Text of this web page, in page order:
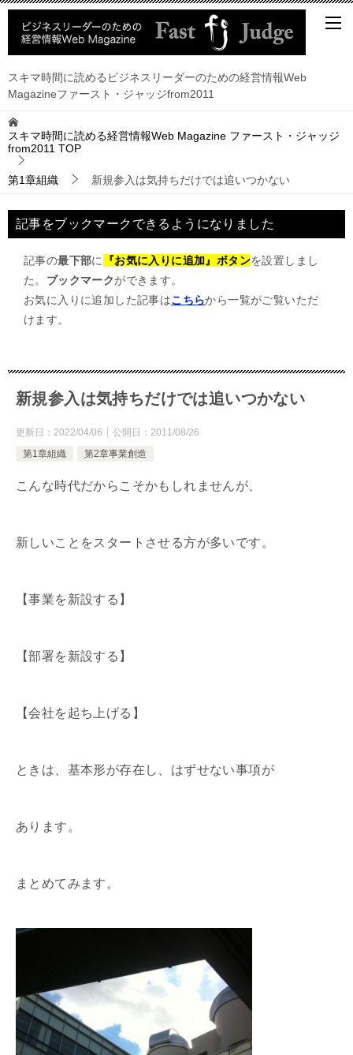
スキマ時間に読めるビジネスリーダーのための経営情報Web
Magazineファースト・ジャッジfrom2011
スキマ時間に読める経営情報Web Magazine ファースト・ジャッジ
from2011 TOP
第1章組織 新規参入は気持ちだけでは追いつかない
記事をブックマークできるようになりました
記事の最下部に 『お気に入りに追加』ボタンを設置しまし
た。 ブックマークができます。
お気に入りに追加した記事はこちらから一覧がご覧いただ
けます。
新規参入は気持ちだけでは追いつかない
更新日： 2022/04/06 公開日： 2011/08/26
第1章組織
第2章事業創造
こんな時代だからこそかもしれませんが、
新しいことをスタートさせる方が多いです。
【事業を新設する】
【部署を新設する】
【会社を起ち上げる】
ときは、基本形が存在し、はずせない事項が
あります。
まとめてみます。